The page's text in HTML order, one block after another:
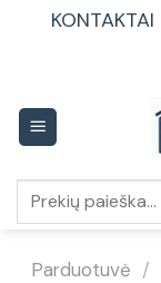
KONTAKTAI
Parduotuvė /